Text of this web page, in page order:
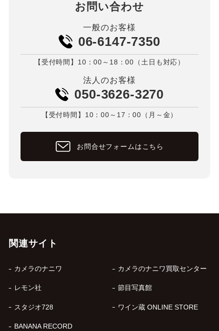
お問い合わせ
一般のお客様
06-6147-7350
【受付時間】10：00～18：00（土日も対応）
法人のお客様
050-3626-3270
【受付時間】10：00～17：00（月～金）
お問合せフォームはこちら
関連サイト
カメラのナニワ カメラのナニワ買取センター
レモン社 節目写真館
スタジオ728 ワイン蔵 ONLINE STORE
BANANA RECORD